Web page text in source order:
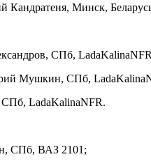
Кандратеня, Минск,
СПб,
Мушкин, СПб,
LadaKalinaNFR.
СПб, ВАЗ 2101;